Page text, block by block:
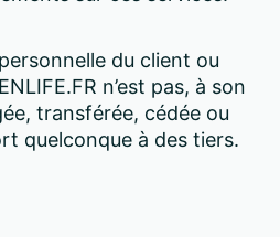
du client ou
n’est pas, à son
transférée, cédée ou
quelconque à des tiers.